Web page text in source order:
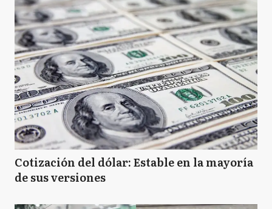
Cotización del dólar: Estable en la mayoría
de sus versiones